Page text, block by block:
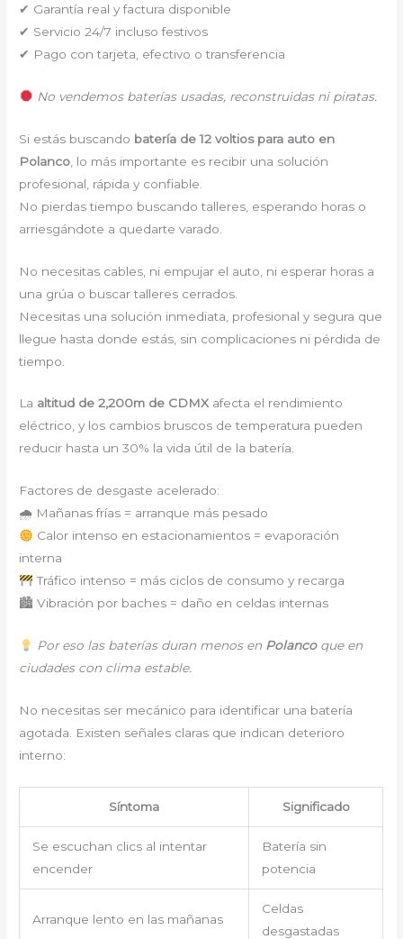
✔ Garantía real y factura disponible
✔ Servicio 24/7 incluso festivos
✔ Pago con tarjeta, efectivo o transferencia
No vendemos baterías usadas, reconstruidas ni piratas.
Si estás buscando batería de 12 voltios para auto en
Polanco , lo más importante es recibir una solución
profesional, rápida y confiable.
No pierdas tiempo buscando talleres, esperando horas o
arriesgándote a quedarte varado.
No necesitas cables, ni empujar el auto, ni esperar horas a
una grúa o buscar talleres cerrados.
Necesitas una solución inmediata, profesional y segura que
llegue hasta donde estás, sin complicaciones ni pérdida de
tiempo.
La altitud de 2,200m de CDMXafecta el rendimiento
eléctrico, y los cambios bruscos de temperatura pueden
reducir hasta un 30% la vida útil de la batería.
Factores de desgaste acelerado:
🌧 Mañanas frías = arranque más pesado
Calor intenso en estacionamientos = evaporación
interna
Tráfico intenso = más ciclos de consumo y recarga
🏙 Vibración por baches = daño en celdas internas
Por eso las baterías duran menos en Polancoque en
ciudades con clima estable.
No necesitas ser mecánico para identificar una batería
agotada. Existen señales claras que indican deterioro
interno:
Síntoma Significado
Se escuchan clics al intentar
encender
Batería sin
potencia
Arranque lento en las mañanas
Celdas
desgastadas